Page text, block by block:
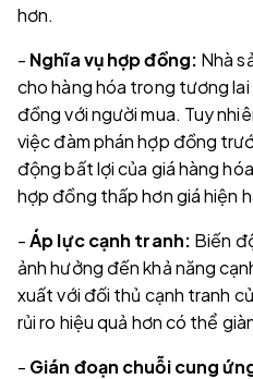
hơn.
- Nghĩa vụ hợp đồng: Nhà
cho hàng hóa trong tương
đồng với người mua. Tuy
việc đàm phán hợp đồng
động bất lợi của giá hàng
hợp đồng thấp hơn giá hiện
-Áp lực cạnh tranh: Biến
ảnh hưởng đến khả năng
xuất với đối thủ cạnh tranh
rủi ro hiệu quả hơn có thể
- Gián đoạn chuỗi cung